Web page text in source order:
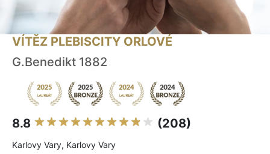
VÍTĚZ PLEBISCITY ORLOVÉ
G.Benedikt 1882
8.8 (208)
Karlovy Vary, Karlovy Vary